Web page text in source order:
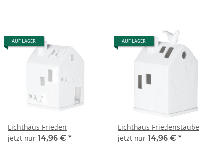
AUF LAGER
Lichthaus Frieden
jetzt nur 14,96 € *
AUF LAGER
Lichthaus Friedenstaube
jetzt nur 14,96 € *